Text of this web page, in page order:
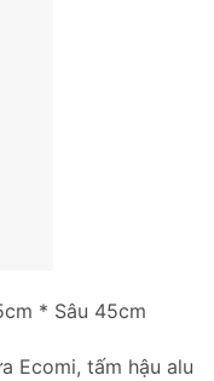
* Sâu 45cm
Ecomi, tấm hậu alu